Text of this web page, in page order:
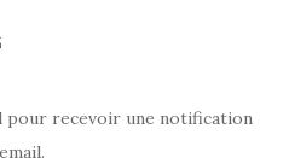
pour recevoir une notification